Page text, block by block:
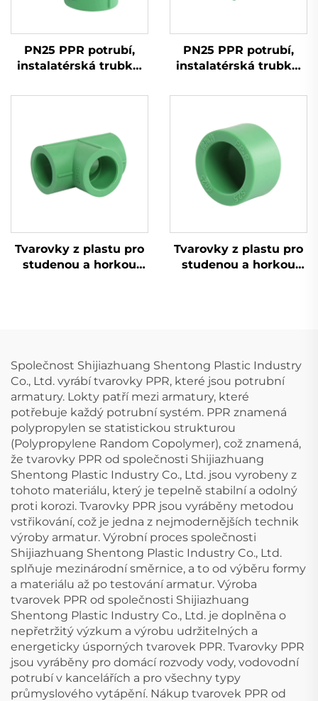
PN25 PPR potrubí,
instalatérská trubka,
studenou vodou, PPR
PN25 PPR potrubí,
instalatérská trubka,
studenou vodou, PPR
Tvarovky z plastu pro
studenou a horkou
Tvarovky z plastu pro
studenou a horkou
Společnost Shijiazhuang Shentong Plastic Industry
Co., Ltd. vyrábí tvarovky PPR, které jsou potrubní
armatury. Lokty patří mezi armatury, které
potřebuje každý potrubní systém. PPR znamená
polypropylen se statistickou strukturou
(Polypropylene Random Copolymer), což znamená,
že tvarovky PPR od společnosti Shijiazhuang
Shentong Plastic Industry Co., Ltd. jsou vyrobeny z
tohoto materiálu, který je tepelně stabilní a odolný
proti korozi. Tvarovky PPR jsou vyráběny metodou
vstřikování, což je jedna z nejmodernějších technik
výroby armatur. Výrobní proces společnosti
Shijiazhuang Shentong Plastic Industry Co., Ltd.
splňuje mezinárodní směrnice, a to od výběru formy
a materiálu až po testování armatur. Výroba
tvarovek PPR od společnosti Shijiazhuang
Shentong Plastic Industry Co., Ltd. je doplněna o
nepřetržitý výzkum a výrobu udržitelných a
energeticky úsporných tvarovek PPR. Tvarovky PPR
jsou vyráběny pro domácí rozvody vody, vodovodní
potrubí v kancelářích a pro všechny typy
průmyslového vytápění. Nákup tvarovek PPR od